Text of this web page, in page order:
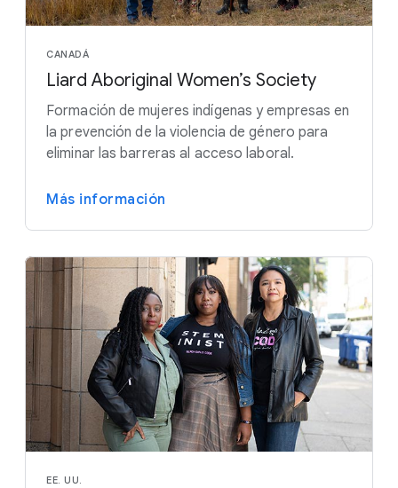
CANADÁ
Liard Aboriginal Women’s Society
Formación de mujeres indígenas y empresas en
la prevención de la violencia de género para
eliminar las barreras al acceso laboral.
Más información
EE. UU.